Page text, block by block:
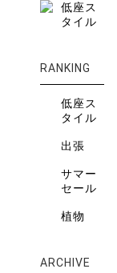
低座ス
タイル
RANKING
低座ス
タイル
出張
サマー
セール
植物
ARCHIVE